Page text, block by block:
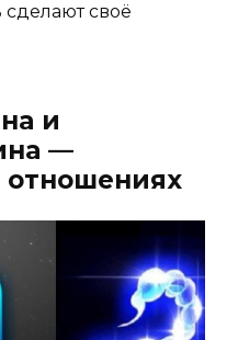
сделают своё
и
—
отношениях